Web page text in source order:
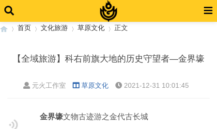
首页 文化旅游 草原文化 正文
【全域旅游】科右前旗大地的历史守望者—金界壕
元火工作室 草原文化 2021-12-31 10:01:45
金界壕文物古迹游之金代古长城